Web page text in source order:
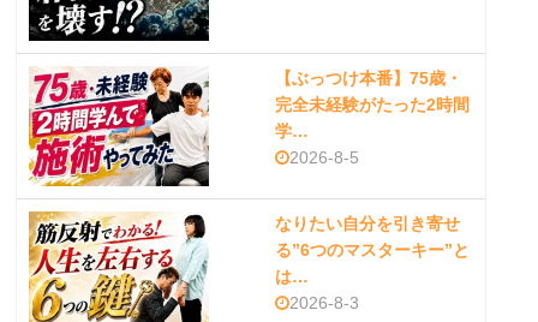
【ぶっつけ本番】75歳・
完全未経験がたった2時間
学…
2026-8-5
なりたい自分を引き寄せ
る”6つのマスターキー”と
は…
2026-8-3